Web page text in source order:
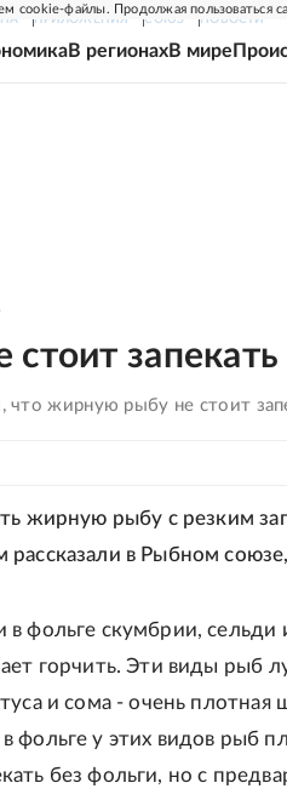
cookie-файлы. Продолжая пользоваться
ПРИЛОЖЕНИЯ СОЮЗ НОВОСТИ
В регионахВ мире
что жирную рыбу не стоит
жирную рыбу с резким
в Рыбном
в фольге скумбрии, сельди
горчить. Эти виды рыб
и сома - очень плотная
фольге у этих видов рыб
без фольги, но с